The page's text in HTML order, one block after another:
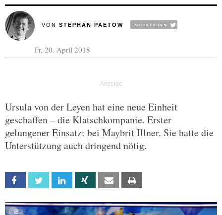
VON STEPHAN PAETOW
Fr, 20. April 2018
Ursula von der Leyen hat eine neue Einheit
geschaffen – die Klatschkompanie. Erster
gelungener Einsatz: bei Maybrit Illner. Sie hatte die
Unterstützung auch dringend nötig.
Facebook Twitter Linkedin Xing Email